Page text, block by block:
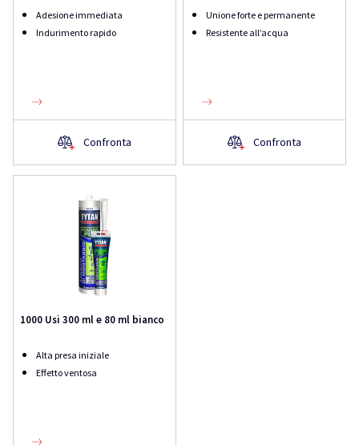
Adesione immediata
Indurimento rapido
Confronta
Unione forte e permanente
Resistente all’acqua
Confronta
1000 Usi 300 ml e 80 ml bianco
Alta presa iniziale
Effetto ventosa